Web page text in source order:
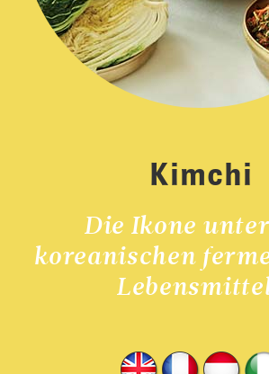
Kimchi
Die Ikone
koreanischen